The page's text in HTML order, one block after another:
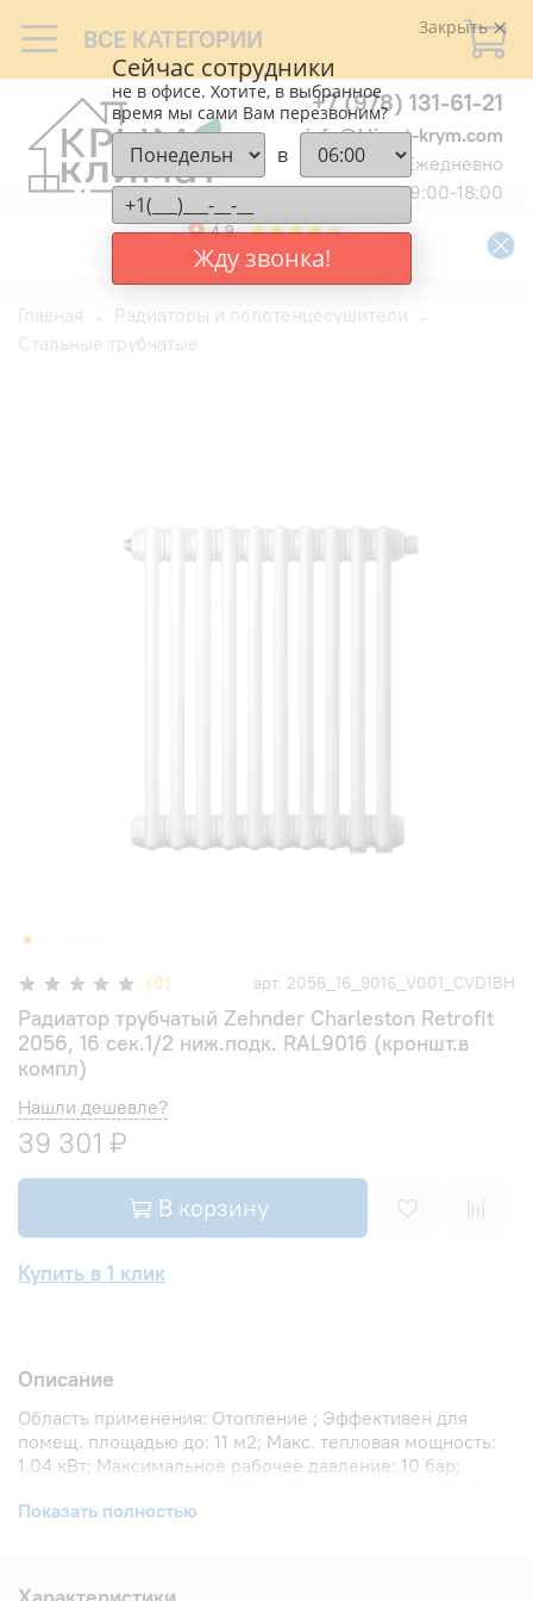
ВСЕ КАТЕГОРИИ
+7 (978) 131-61-21
info@klimat-krym.com
Ежедневно
9:00-18:00
Главная
Радиаторы и полотенцесушители
Стальные трубчатые
(0) арт. 2056_16_9016_V001_CVD1BH
Радиатор трубчатый Zehnder Charleston Retrofit
2056, 16 сек.1/2 ниж.подк. RAL9016 (кроншт.в
компл)
Нашли дешевле?
39 301 ₽
В корзину
Купить в 1 клик
Описание
Область применения: Отопление ; Эффективен для
помещ. площадью до: 11 м2; Макс. тепловая мощность:
1.04 кВт; Максимальное рабочее давление: 10 бар;
1046.4 Вт; Теплоотдача при Δt 60: 848 Вт; Теплоотдача
температура теплоносителя: 110 °С; Межосевое
Показать полностью
Закрыть
Сейчас сотрудники
не в офисе. Хотите, в выбранное
время мы сами Вам перезвоним?
в
Жду звонка!